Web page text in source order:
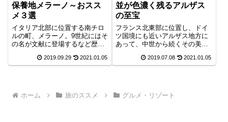
保養地メラーノ～おスス
メ３選
イタリア北部に位置する南チロ
ルの町、メラーノ。9世紀にはそ
の名が文献に登場するなど歴史
ア・ハンガリー帝国の皇后エリ
ザベートの療養滞在を契機に温
パ・リゾートです。日本ではあ
まり知られていない、絶対おス
2019.09.29 2021.01.05
並が色濃く残るアルザス
の至宝
フランス北東部に位置し、ドイ
ツ国境にも近いアルザス地方に
あって、中世から続くその美し
観光客を魅きつけるコルマー
ル。ジブリ映画「ハウルの動く
します。
2019.07.08 2021.01.05
ホーム 旅のススメ グルメ・リゾート